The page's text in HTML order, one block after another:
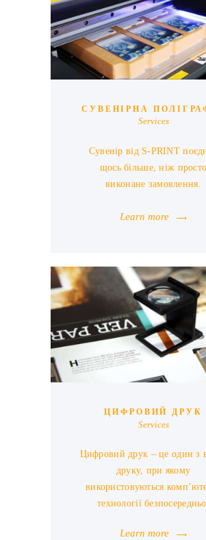
СУВЕНІРНА
Services
Сувенір від S-PRINT
щось більше, ніж просто
виконане замовлення.
Learn more
ЦИФРОВИЙ ДРУК
Services
Цифровий друк – це один з
друку, при якому
використовуються
технології безпосередньо.
Learn more